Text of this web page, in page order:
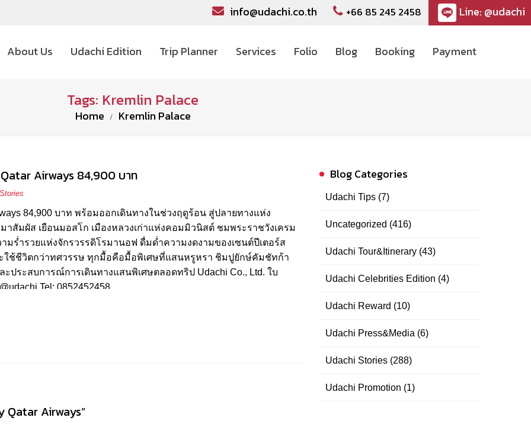
info@udachi.co.th +66 85 245 2458 Line: @udachi
About Us Udachi Edition Trip Planner Services Folio Blog Booking Payment
Tags: Kremlin Palace
Home Kremlin Palace
Airways 84,900 บาท
84,900 บาท พร้อมออกเดินทางในช่วงฤดูร้อน สู่ปลายทางแห่ง
มผัส เยือนมอสโก เมืองหลวงเก่าแห่งคอมมิวนิสต์ ชมพระราชวังเครม
มร่ำรวยแห่งจักรวรรดิโรมานอฟ ดื่มด่ำความงดงามของเซนต์ปีเตอร์ส
ะใช้ชีวิตกว่าทศวรรษ ทุกมื้อคือมื้อพิเศษที่แสนหรูหรา ชิมปูยักษ์คัมชัทก้า
ประสบการณ์การเดินทางแสนพิเศษตลอดทริป Udachi Co., Ltd. ใบ
Tel: 0852452458
Qatar Airways”
Blog Categories
Udachi Tips (7)
Uncategorized (416)
Udachi Tour&Itinerary (43)
Udachi Celebrities Edition (4)
Udachi Reward (10)
Udachi Press&Media (6)
Udachi Stories (288)
Udachi Promotion (1)